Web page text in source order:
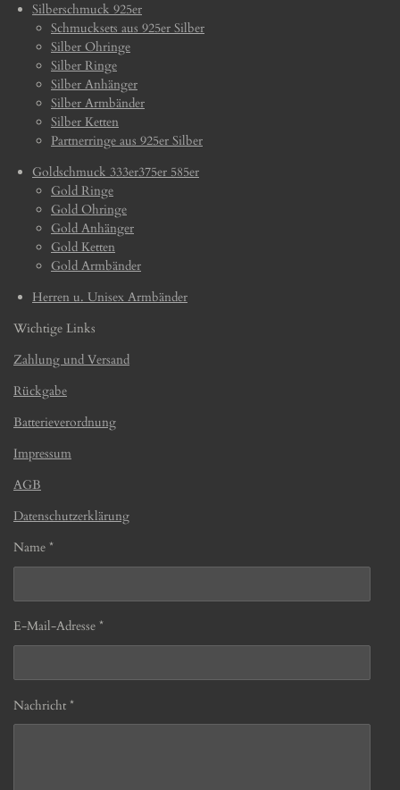
Silberschmuck 925er
Schmucksets aus 925er Silber
Silber Ohringe
Silber Ringe
Silber Anhänger
Silber Armbänder
Silber Ketten
Partnerringe aus 925er Silber
Goldschmuck 333er375er 585er
Gold Ringe
Gold Ohringe
Gold Anhänger
Gold Ketten
Gold Armbänder
Herren u. Unisex Armbänder
Wichtige Links
Zahlung und Versand
Rückgabe
Batterieverordnung
Impressum
AGB
Datenschutzerklärung
Name *
E-Mail-Adresse *
Nachricht *